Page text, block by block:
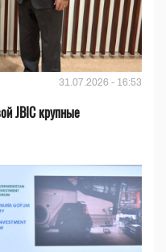
31.07.2026 - 16:53
JBIC крупные